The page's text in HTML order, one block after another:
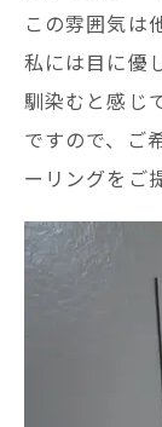
この雰囲気は
私には目に優
馴染むと感じ
ですので、ご
ーリングをご